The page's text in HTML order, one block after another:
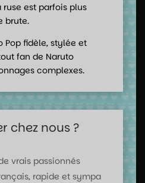
est parfois plus
brute.
Pop fidèle, stylée et
fan de Naruto
complexes.
chez nous ?
vrais passionnés
rapide et sympa